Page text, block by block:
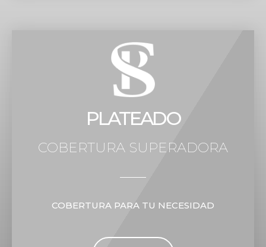
PLATEADO
COBERTURA SUPERADORA
COBERTURA PARA TU NECESIDAD